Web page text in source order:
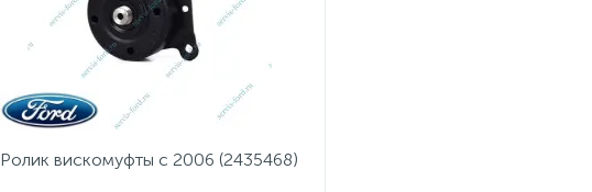
Ролик вискомуфты с 2006 (2435468)